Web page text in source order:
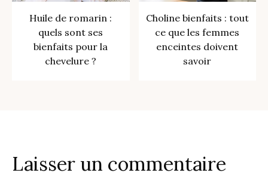
Huile de romarin :
quels sont ses
bienfaits pour la
chevelure ?
Choline bienfaits : tout
ce que les femmes
enceintes doivent
savoir
Laisser un commentaire